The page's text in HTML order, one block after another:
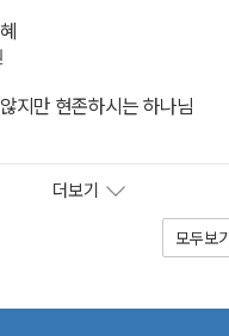
지만 현존하시는 하나님
더보기
모두보기